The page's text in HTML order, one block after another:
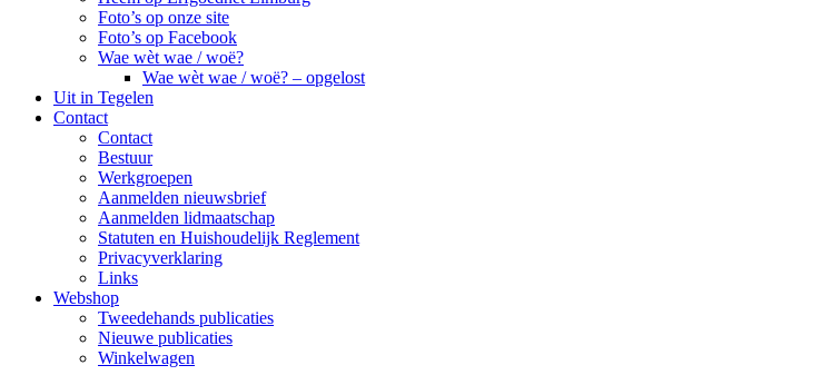
Foto’s op onze site
Foto’s op Facebook
Wae wèt wae / woë?
Wae wèt wae / woë? – opgelost
Uit in Tegelen
Contact
Contact
Bestuur
Werkgroepen
Aanmelden nieuwsbrief
Aanmelden lidmaatschap
Statuten en Huishoudelijk Reglement
Privacyverklaring
Links
Webshop
Tweedehands publicaties
Nieuwe publicaties
Winkelwagen